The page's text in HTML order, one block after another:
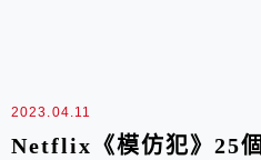
2023.04.11
Netflix《模仿犯》25